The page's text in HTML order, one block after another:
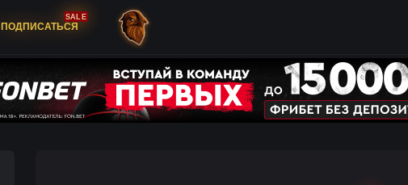
ПОДПИСАТЬСЯ
SALE